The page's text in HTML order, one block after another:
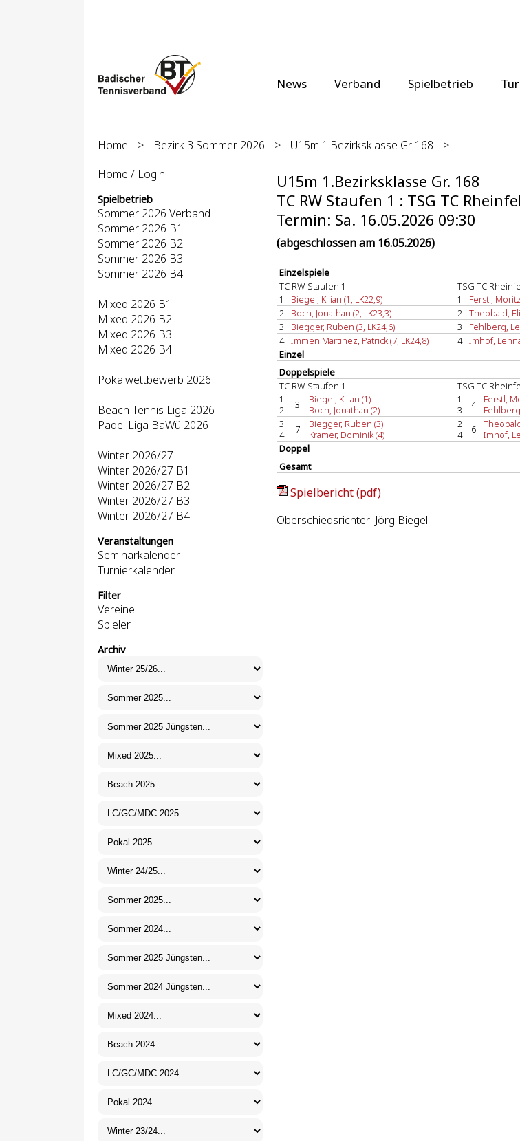
News Verband Spielbetrieb
Home > Bezirk 3 Sommer 2026 > U15m 1.Bezirksklasse Gr. 168
>
Home / Login
Spielbetrieb
Sommer 2026 Verband
Sommer 2026 B1
Sommer 2026 B2
Sommer 2026 B3
Sommer 2026 B4
Mixed 2026 B1
Mixed 2026 B2
Mixed 2026 B3
Mixed 2026 B4
Pokalwettbewerb 2026
Beach Tennis Liga 2026
Padel Liga BaWü 2026
Winter 2026/27
Winter 2026/27 B1
Winter 2026/27 B2
Winter 2026/27 B3
Winter 2026/27 B4
Veranstaltungen
Seminarkalender
Turnierkalender
Filter
Vereine
Spieler
Archiv
U15m 1.Bezirksklasse Gr. 168
TC RW Staufen 1 : TSG TC
Termin: Sa. 16.05.2026 09:30
(abgeschlossen am 16.05.2026)
Einzelspiele
TC RW Staufen 1
TSG TC
1
Biegel, Kilian (1, LK22,9) 1 Ferstl,
2
Boch, Jonathan (2, LK23,3) 2 Theobald,
3
Biegger, Ruben (3, LK24,6) 3 Fehlberg,
4 Immen Martinez, Patrick (7, LK24,8) 4 Imhof,
Einzel
Doppelspiele
TC RW Staufen 1
TSG TC
1
2
3
Biegel, Kilian (1)
Boch, Jonathan (2)
1
3
4
Ferstl,
3
4
7
Biegger, Ruben (3)
Kramer, Dominik (4)
2
4
6
Imhof,
Doppel
Gesamt
Spielbericht (pdf)
Oberschiedsrichter: Jörg Biegel